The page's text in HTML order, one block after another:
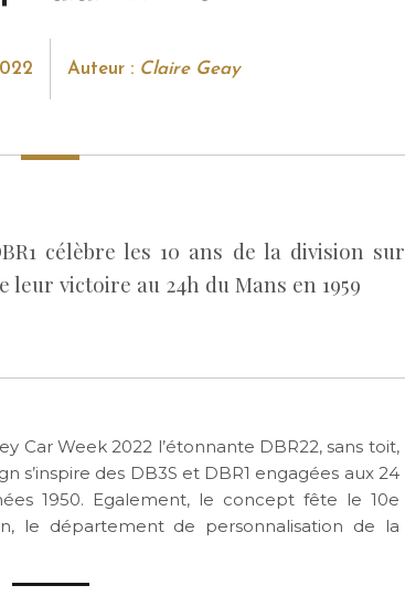
Auteur : Claire Geay
célèbre les 10 ans de la division sur
victoire au 24h du Mans en 1959
Car Week 2022 l’étonnante DBR22, sans toit,
s’inspire des DB3S et DBR1 engagées aux 24
1950. Egalement, le concept fête le 10e
le département de personnalisation de la